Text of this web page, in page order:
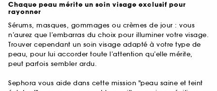
Chaque peau mérite un soin visage exclusif pour
rayonner
Sérums, masques, gommages ou crèmes de jour : vous
n’aurez que l’embarras du choix pour illuminer votre visage.
Trouver cependant un soin visage adapté à votre type de
peau, pour lui accorder toute l’attention qu’elle mérite,
peut parfois sembler ardu.
Sephora vous aide dans cette mission "peau saine et teint